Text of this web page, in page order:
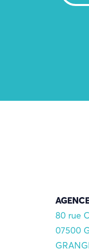
80 rue
07500